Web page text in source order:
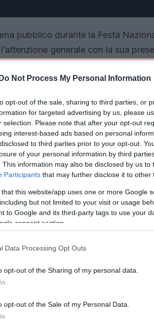
Do Not Process My Personal Information
opt-out of the sale, sharing to third parties, or
for targeted advertising by us, please
selection. Please note that after your opt-out
interest-based ads based on personal
to third parties prior to your opt-out.
of your personal information by third
This information may also be disclosed by us to
Participants that may further disclose it to other
that this website/app uses one or more Google
but not limited to your visit or usage
to Google and its third-party tags to use your
consent section.
Data Processing Opt Outs
opt-out of the Sharing of my personal data.
opt-out of the Sale of my Personal Data.
pubblico durante la Festa
generale con la sua
della sua terza figlia, l’ex modella
, dimostrando così la capacità di